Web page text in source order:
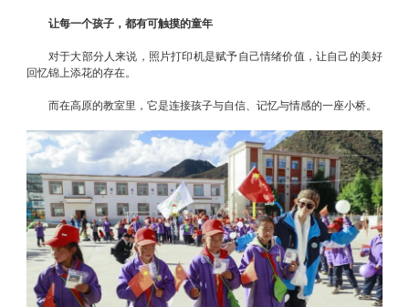
让每一个孩子，都有可触摸的童年
对于大部分人来说，照片打印机是赋予自己情绪价值，让自己的美好
回忆锦上添花的存在。
而在高原的教室里，它是连接孩子与自信、记忆与情感的一座小桥。